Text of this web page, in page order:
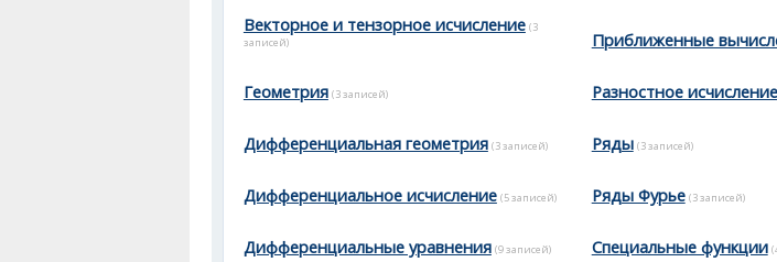
Векторное и тензорное исчисление (3
записей)
Геометрия (3 записей)
Дифференциальная геометрия (3 записей)
Дифференциальное исчисление (5 записей)
Дифференциальные уравнения (9 записей)
Приближенные
Разностное исчисление
Ряды (3 записей)
Ряды Фурье (3 записей)
Специальные функции